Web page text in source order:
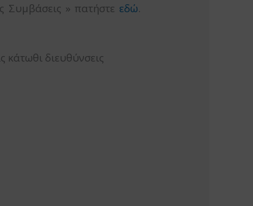
Συμβάσεις » πατήστε εδώ.
διευθύνσεις